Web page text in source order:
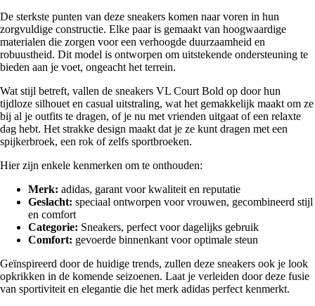
De sterkste punten van deze sneakers komen naar voren in hun
zorgvuldige constructie. Elke paar is gemaakt van hoogwaardige
materialen die zorgen voor een verhoogde duurzaamheid en
robuustheid. Dit model is ontworpen om uitstekende ondersteuning te
bieden aan je voet, ongeacht het terrein.
Wat stijl betreft, vallen de sneakers VL Court Bold op door hun
tijdloze silhouet en casual uitstraling, wat het gemakkelijk maakt om ze
bij al je outfits te dragen, of je nu met vrienden uitgaat of een relaxte
dag hebt. Het strakke design maakt dat je ze kunt dragen met een
spijkerbroek, een rok of zelfs sportbroeken.
Hier zijn enkele kenmerken om te onthouden:
Merk: adidas, garant voor kwaliteit en reputatie
Geslacht: speciaal ontworpen voor vrouwen, gecombineerd stijl
en comfort
Categorie: Sneakers, perfect voor dagelijks gebruik
Comfort: gevoerde binnenkant voor optimale steun
Geïnspireerd door de huidige trends, zullen deze sneakers ook je look
opkrikken in de komende seizoenen. Laat je verleiden door deze fusie
van sportiviteit en elegantie die het merk adidas perfect kenmerkt.